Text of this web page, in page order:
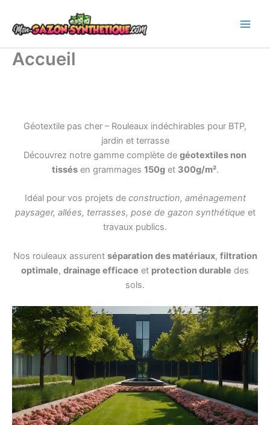
contenu
Accueil
Géotextile pas cher – Rouleaux indéchirables pour BTP,
jardin et terrasse
Découvrez notre gamme complète de géotextiles non
tissésen grammages 150get 300g/m².
Idéal pour vos projets de construction, aménagement
paysager, allées, terrasses, pose de gazon synthétique et
travaux publics.
Nos rouleaux assurent séparation des matériaux, filtration
optimale, drainage efficace et protection durable des
sols.